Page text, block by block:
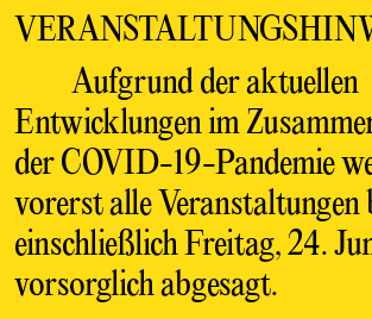
Aufgrund der aktuellen
Entwicklungen im
der COVID-19-Pandemie
vorerst alle Veranstaltungen
einschließlich Freitag, 24.
vorsorglich abgesagt.